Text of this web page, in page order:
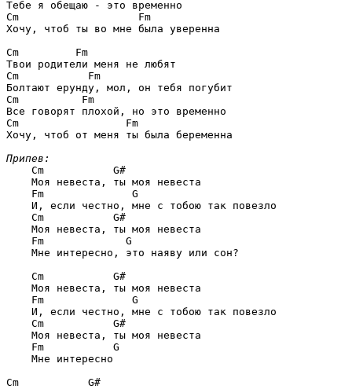
Cm                   Fm
Хочу, чтоб ты во мне была уверенна
Cm         Fm
Cm           Fm
Cm          Fm
Cm                 Fm
Хочу, чтоб от меня ты была беременна
Припев:
Cm           G#
    Моя невеста, ты моя невеста
Fm              G
    И, если честно, мне с тобою так повезло
Cm           G#
    Моя невеста, ты моя невеста
Fm             G
    Мне интересно, это наяву или сон?
Cm           G#
    Моя невеста, ты моя невеста
Fm              G
    И, если честно, мне с тобою так повезло
Cm           G#
    Моя невеста, ты моя невеста
Fm           G
    Мне интересно
Cm           G#